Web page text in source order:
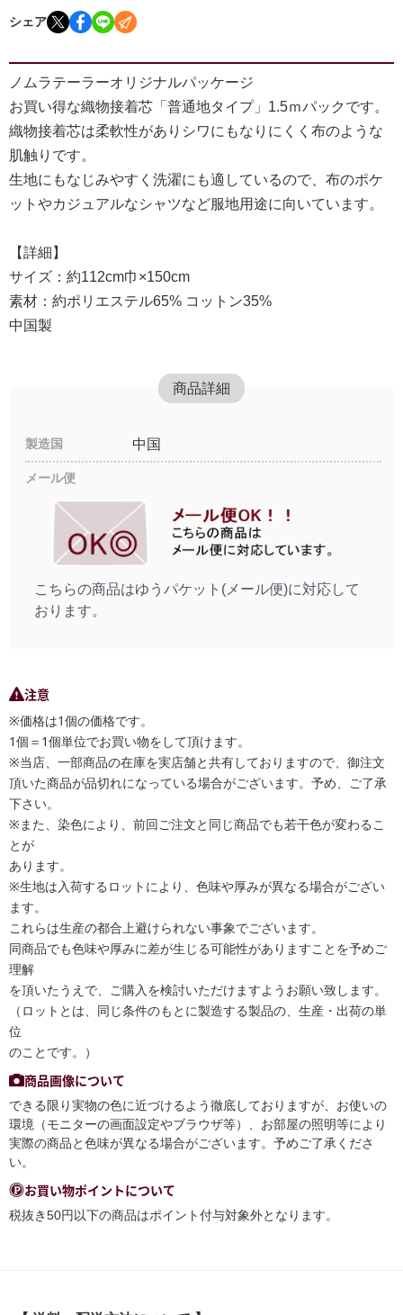
シェア
ノムラテーラーオリジナルパッケージ
お買い得な織物接着芯「普通地タイプ」1.5ｍパックです。
織物接着芯は柔軟性がありシワにもなりにくく布のような
肌触りです。
生地にもなじみやすく洗濯にも適しているので、布のポケ
ットやカジュアルなシャツなど服地用途に向いています。
【詳細】
サイズ：約112cm巾×150cm
素材：約ポリエステル65% コットン35%
中国製
商品詳細
製造国 中国
メール便
こちらの商品はゆうパケット(メール便)に対応して
おります。
注意
※価格は1個の価格です。
1個＝1個単位でお買い物をして頂けます。
※当店、一部商品の在庫を実店舗と共有しておりますので、御注文
頂いた商品が品切れになっている場合がございます。予め、ご了承
下さい。
※また、染色により、前回ご注文と同じ商品でも若干色が変わるこ
とが
あります。
※生地は入荷するロットにより、色味や厚みが異なる場合がござい
ます。
これらは生産の都合上避けられない事象でございます。
同商品でも色味や厚みに差が生じる可能性がありますことを予めご
理解
を頂いたうえで、ご購入を検討いただけますようお願い致します。
（ロットとは、同じ条件のもとに製造する製品の、生産・出荷の単
位
のことです。）
商品画像について
できる限り実物の色に近づけるよう徹底しておりますが、お使いの
環境（モニターの画面設定やブラウザ等）、お部屋の照明等により
実際の商品と色味が異なる場合がございます。予めご了承くださ
い。
お買い物ポイントについて
税抜き50円以下の商品はポイント付与対象外となります。